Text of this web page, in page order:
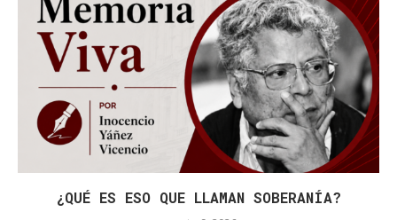
¿QUÉ ES ESO QUE LLAMAN SOBERANÍA?